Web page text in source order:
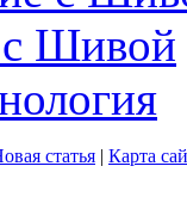
Шивой
статья | Карта